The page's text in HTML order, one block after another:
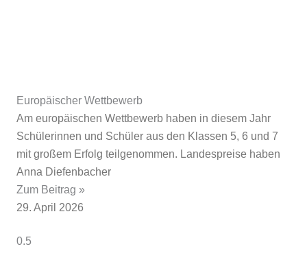
Europäischer Wettbewerb
Am europäischen Wettbewerb haben in diesem Jahr
Schülerinnen und Schüler aus den Klassen 5, 6 und 7
mit großem Erfolg teilgenommen. Landespreise haben
Anna Diefenbacher
Zum Beitrag »
29. April 2026